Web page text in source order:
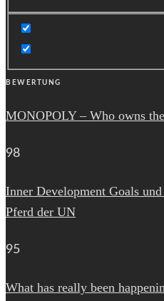
BEWERTUNG
MONOPOLY – Who owns
98
Inner Development Goals
Pferd der UN
95
What has really been